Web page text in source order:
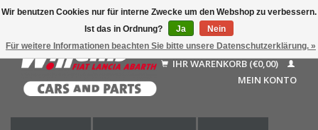
Nederlands
Français
English (US)
IHR WARENKORB (€0,00)
MEIN KONTO
Wir benutzen Cookies nur für interne Zwecke um den Webshop zu verbessern.
Ist das in Ordnung?
Ja
Nein
Für weitere Informationen beachten Sie bitte unsere Datenschutzerklärung. »